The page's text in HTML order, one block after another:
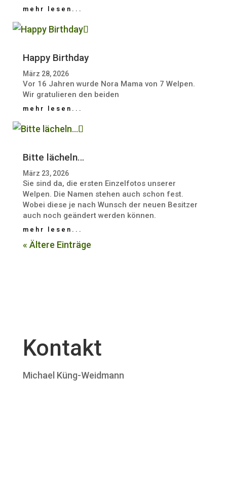
mehr lesen...
Happy Birthday
März 28, 2026
Vor 16 Jahren wurde Nora Mama von 7 Welpen.
Wir gratulieren den beiden
mehr lesen...
Bitte lächeln…
März 23, 2026
Sie sind da, die ersten Einzelfotos unserer
Welpen. Die Namen stehen auch schon fest.
Wobei diese je nach Wunsch der neuen Besitzer
auch noch geändert werden können.
mehr lesen...
« Ältere Einträge
Kontakt
Michael Küng-Weidmann